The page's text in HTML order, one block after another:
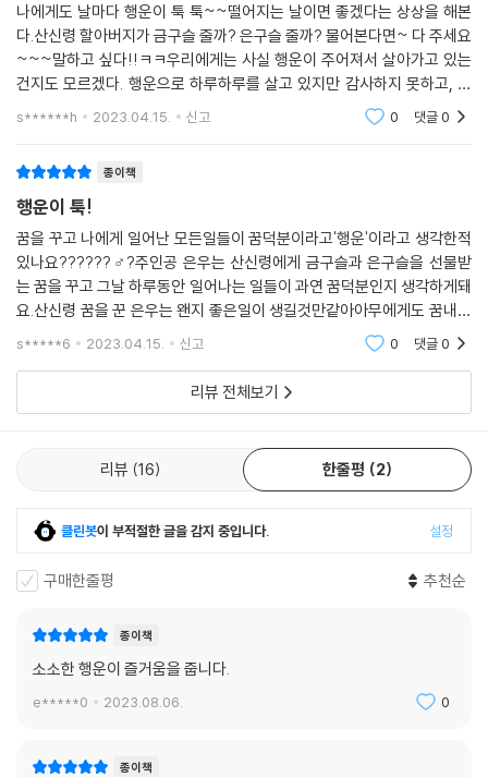
나에게도 날마다 행운이 툭 툭~~떨어지는 날이면 좋겠다는 상상을 해본
다.산신령 할아버지가 금구슬 줄까? 은구슬 줄까? 물어본다면~ 다 주세요
~~~말하고 싶다!!ㅋㅋ우리에게는 사실 행운이 주어져서 살아가고 있는
건지도 모르겠다. 행운으로 하루하루를 살고 있지만 감사하지 못하고, 행
운인줄 도 모르고, 특별한 대단한 무언가를 행운으로 바라보고 살고 있진
s******h 2023.04.15. 신고 0 댓글0
종이책
행운이 툭!
꿈을 꾸고 나에게 일어난 모든일들이 꿈덕분이라고'행운'이라고 생각한적
있나요??????♂?주인공 은우는 산신령에게 금구슬과 은구슬을 선물받
는 꿈을 꾸고 그날 하루동안 일어나는 일들이 과연 꿈덕분인지 생각하게돼
요.산신령 꿈을 꾼 은우는 왠지 좋은일이 생길것만같아아무에게도 꿈내용
을 말하지않지요??일하는엄마 대신 동생 진우를 어린이집에 데려다주라
s*****6 2023.04.15. 신고 0 댓글0
리뷰 전체보기
리뷰 16 한줄평 2
클린봇이 부적절한 글을 감지 중입니다. 설정
구매한줄평 추천순
종이책
소소한 행운이 즐거움을 줍니다.
e*****0 2023.08.06. 0
종이책